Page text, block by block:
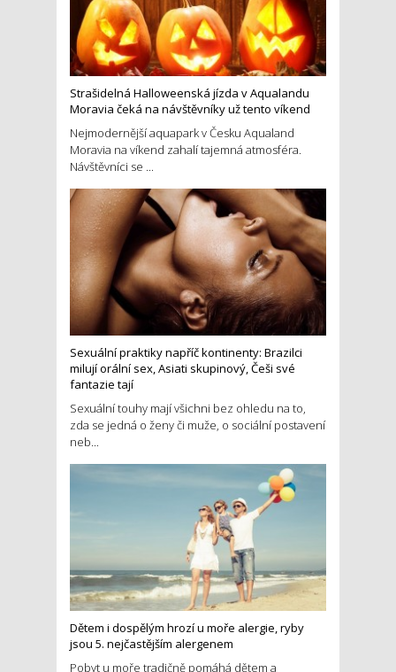
Strašidelná Halloweenská jízda v Aqualandu
Moravia čeká na návštěvníky už tento víkend
Nejmodernější aquapark v Česku Aqualand
Moravia na víkend zahalí tajemná atmosféra.
Návštěvníci se ...
Sexuální praktiky napříč kontinenty: Brazilci
milují orální sex, Asiati skupinový, Češi své
fantazie tají
Sexuální touhy mají všichni bez ohledu na to,
zda se jedná o ženy či muže, o sociální postavení
neb...
Dětem i dospělým hrozí u moře alergie, ryby
jsou 5. nejčastějším alergenem
Pobyt u moře tradičně pomáhá dětem a